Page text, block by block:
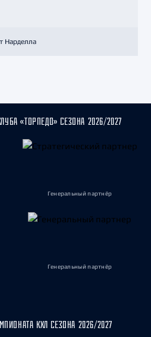
Нарделла
«ТОРПЕДО» СЕЗОНА 2026/2027
Генеральный партнёр
Генеральный партнёр
КХЛ СЕЗОНА 2026/2027